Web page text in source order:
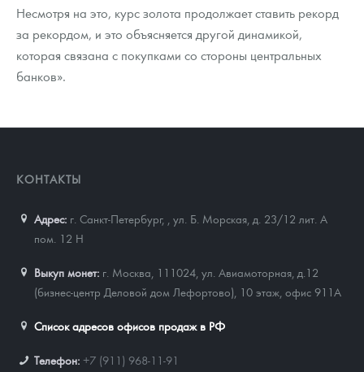
Несмотря на это, курс золота продолжает ставить рекорд
за рекордом, и это объясняется другой динамикой,
которая связана с покупками со стороны центральных
банков».
КОНТАКТЫ
Адрес: г. Санкт-Петербург,
ул. Б. Морская, д. 23/12 лит. А
пом. 12 Н
Выкуп монет: г. Москва, 111024, ул. Авиамоторная, д.12
(бизнес-центр Деловой дом Лефортово), 10 этаж, офис 911А
Список адресов офисов продаж в РФ
Телефон: +7 (911) 968-11-91